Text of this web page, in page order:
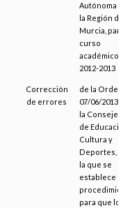
Autónoma de
la Región de
Murcia, para el
curso
académico
2012-2013
Corrección
de errores
de la Orden de
07/06/2013, de
la Consejería
de Educación,
Cultura y
Deportes, por
la que se
establece el
procedimiento
para que los